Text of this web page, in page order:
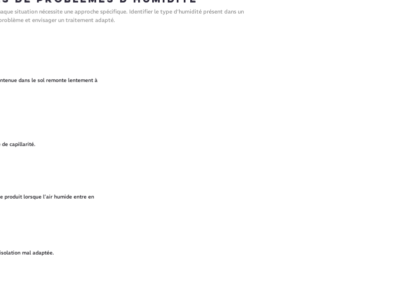
situation nécessite une approche spécifique. Identifier le type d’humidité présent dans un
et envisager un traitement adapté.
dans le sol remonte lentement à
de capillarité.
produit lorsque l’air humide entre en
mal adaptée.